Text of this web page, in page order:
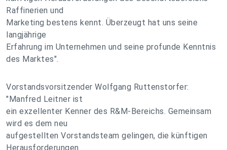
Raffinerien und
Marketing bestens kennt. Überzeugt hat uns seine
langjährige
Erfahrung im Unternehmen und seine profunde Kenntnis
des Marktes".
Vorstandsvorsitzender Wolfgang Ruttenstorfer:
"Manfred Leitner ist
ein exzellenter Kenner des R&M-Bereichs. Gemeinsam
wird es dem neu
aufgestellten Vorstandsteam gelingen, die künftigen
Herausforderungen